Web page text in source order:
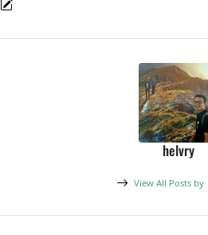
helvry
View All Posts by